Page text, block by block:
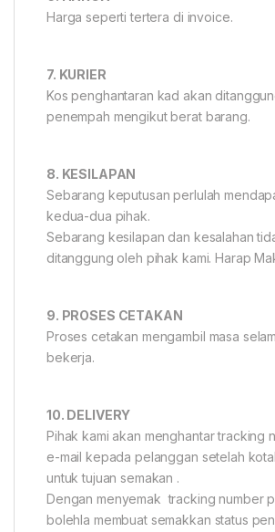
Harga seperti tertera di invoice.
7. KURIER
Kos penghantaran kad akan
penempah mengikut berat barang.
8. KESILAPAN
Sebarang keputusan perlulah
kedua-dua pihak.
Sebarang kesilapan dan kesalahan
ditanggung oleh pihak kami. Harap
9. PROSES CETAKAN
Proses cetakan mengambil masa
bekerja.
10. DELIVERY
Pihak kami akan menghantar tracking
e-mail kepada pelanggan setelah
untuk tujuan semakan .
Dengan menyemak tracking number
bolehla membuat semakkan status